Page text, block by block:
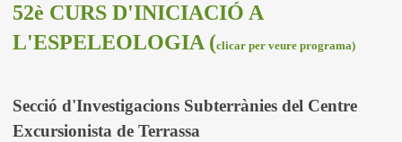
52è CURS D'INICIACIÓ A
L'ESPELEOLOGIA (clicar per veure programa)
Secció d'Investigacions Subterrànies del Centre
Excursionista de Terrassa